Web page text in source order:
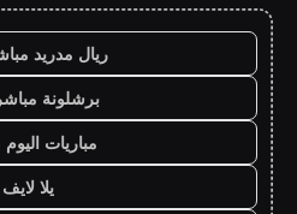
ريال مدريد
برشلونة
مباريات
يلا لايف